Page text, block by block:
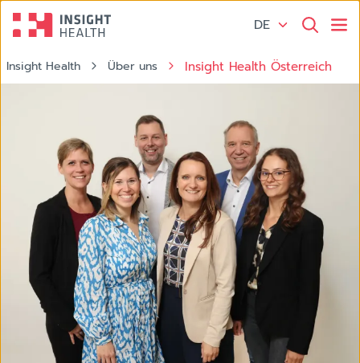
DE
Insight Health Über uns Insight Health Österreich